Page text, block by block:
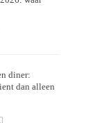
diner:
dan alleen